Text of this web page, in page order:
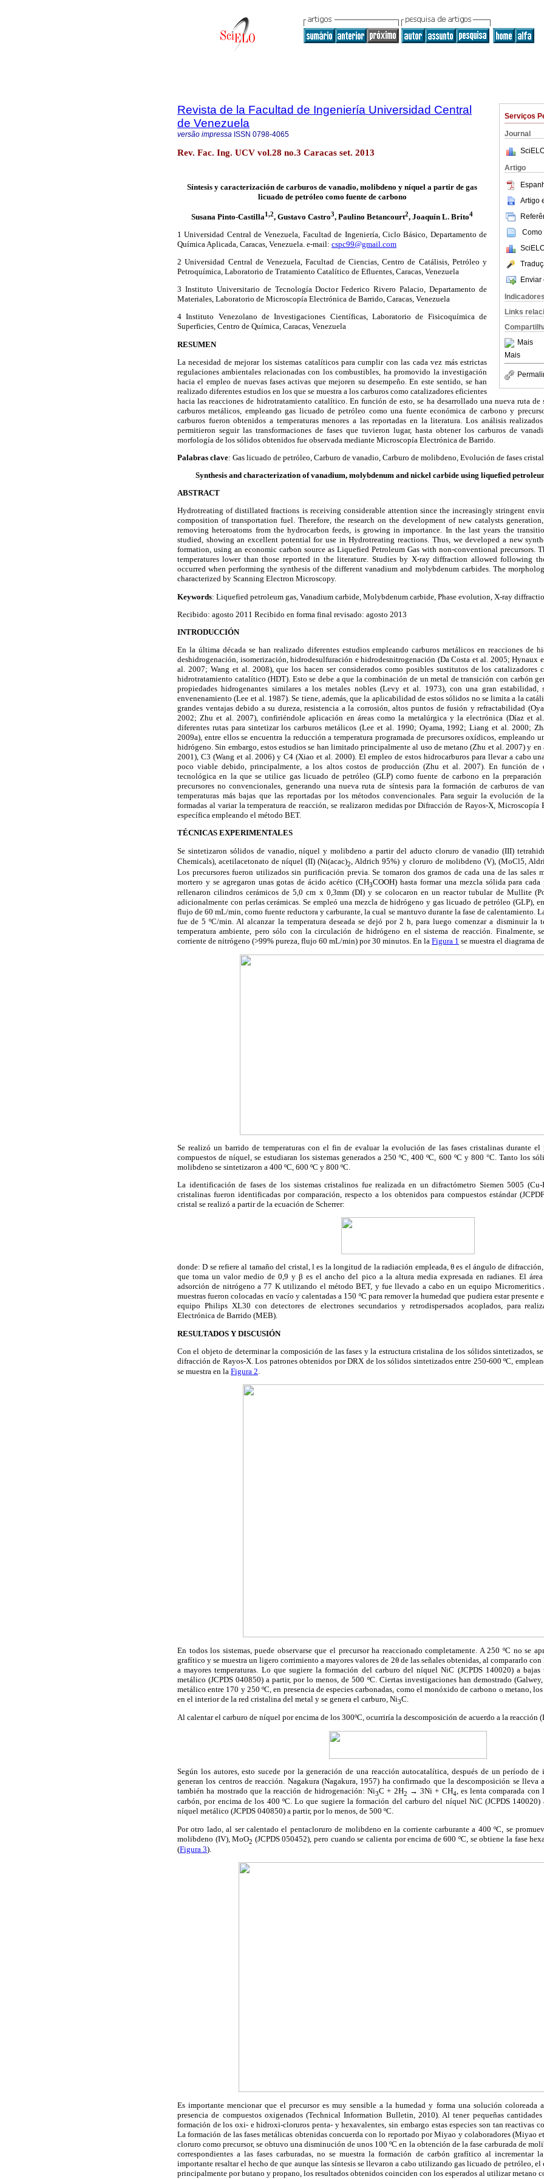
Serviços
Journal
Artigo
Artigo
Como
Enviar
Links
Mais
Mais
Revista de la Facultad de Ingeniería Universidad Central
de Venezuela
versão impressa ISSN 0798-4065
Rev. Fac. Ing. UCV vol.28 no.3 Caracas set. 2013
Síntesis y caracterización de carburos de vanadio, molibdeno y níquel a partir de gas
licuado de petróleo como fuente de carbono
Susana Pinto-Castilla1,2, Gustavo Castro3, Paulino Betancourt2, Joaquín L. Brito4
1 Universidad Central de Venezuela, Facultad de Ingeniería, Ciclo Básico, Departamento de
Química Aplicada, Caracas, Venezuela. e-mail: cspc99@gmail.com
2 Universidad Central de Venezuela, Facultad de Ciencias, Centro de Catálisis, Petróleo y
Petroquímica, Laboratorio de Tratamiento Catalítico de Efluentes, Caracas, Venezuela
3 Instituto Universitario de Tecnología Doctor Federico Rivero Palacio, Departamento de
Materiales, Laboratorio de Microscopía Electrónica de Barrido, Caracas, Venezuela
4 Instituto Venezolano de Investigaciones Científicas, Laboratorio de Fisicoquímica de
Superficies, Centro de Química, Caracas, Venezuela
RESUMEN
La necesidad de mejorar los sistemas catalíticos para cumplir con las cada vez más estrictas
regulaciones ambientales relacionadas con los combustibles, ha promovido la investigación
hacia el empleo de nuevas fases activas que mejoren su desempeño. En este sentido, se han
realizado diferentes estudios en los que se muestra a los carburos como catalizadores eficientes
hacia las reacciones de hidrotratamiento catalítico. En función de esto, se ha desarrollado una nueva ruta
carburos metálicos, empleando gas licuado de petróleo como una fuente económica de carbono y
carburos fueron obtenidos a temperaturas menores a las reportadas en la literatura. Los análisis
permitieron seguir las transformaciones de fases que tuvieron lugar, hasta obtener los carburos de
morfología de los sólidos obtenidos fue observada mediante Microscopía Electrónica de Barrido.
Palabras clave: Gas licuado de petróleo, Carburo de vanadio, Carburo de molibdeno, Evolución de fases
Synthesis and characterization of vanadium, molybdenum and nickel carbide using liquefied
ABSTRACT
Hydrotreating of distillated fractions is receiving considerable attention since the increasingly stringent
composition of transportation fuel. Therefore, the research on the development of new catalysts
removing heteroatoms from the hydrocarbon feeds, is growing in importance. In the last years the
studied, showing an excellent potential for use in Hydrotreating reactions. Thus, we developed a new
formation, using an economic carbon source as Liquefied Petroleum Gas with non-conventional precursors.
temperatures lower than those reported in the literature. Studies by X-ray diffraction allowed following
occurred when performing the synthesis of the different vanadium and molybdenum carbides. The
characterized by Scanning Electron Microscopy.
Keywords: Liquefied petroleum gas, Vanadium carbide, Molybdenum carbide, Phase evolution, X-ray
Recibido: agosto 2011 Recibido en forma final revisado: agosto 2013
INTRODUCCIÓN
En la última década se han realizado diferentes estudios empleando carburos metálicos en reacciones de
deshidrogenación, isomerización, hidrodesulfuración e hidrodesnitrogenación (Da Costa et al. 2005; Hynaux
al. 2007; Wang et al. 2008), que los hacen ser considerados como posibles sustitutos de los catalizadores
hidrotratamiento catalítico (HDT). Esto se debe a que la combinación de un metal de transición con carbón
propiedades hidrogenantes similares a los metales nobles (Levy et al. 1973), con una gran estabilidad,
envenenamiento (Lee et al. 1987). Se tiene, además, que la aplicabilidad de estos sólidos no se limita a la
grandes ventajas debido a su dureza, resistencia a la corrosión, altos puntos de fusión y refractabilidad
2002; Zhu et al. 2007), confiriéndole aplicación en áreas como la metalúrgica y la electrónica (Díaz et
diferentes rutas para sintetizar los carburos metálicos (Lee et al. 1990; Oyama, 1992; Liang et al. 2000;
2009a), entre ellos se encuentra la reducción a temperatura programada de precursores oxídicos, empleando
hidrógeno. Sin embargo, estos estudios se han limitado principalmente al uso de metano (Zhu et al. 2007) y
2001), C3 (Wang et al. 2006) y C4 (Xiao et al. 2000). El empleo de estos hidrocarburos para llevar a cabo
poco viable debido, principalmente, a los altos costos de producción (Zhu et al. 2007). En función de
tecnológica en la que se utilice gas licuado de petróleo (GLP) como fuente de carbono en la
precursores no convencionales, generando una nueva ruta de síntesis para la formación de carburos de
temperaturas más bajas que las reportadas por los métodos convencionales. Para seguir la evolución de
formadas al variar la temperatura de reacción, se realizaron medidas por Difracción de Rayos-X, Microscopía
específica empleando el método BET.
TÉCNICAS EXPERIMENTALES
Se sintetizaron sólidos de vanadio, níquel y molibdeno a partir del aducto cloruro de vanadio (III)
Chemicals), acetilacetonato de níquel (II) (Ni(acac)2, Aldrich 95%) y cloruro de molibdeno (V), (MoCl5,
Los precursores fueron utilizados sin purificación previa. Se tomaron dos gramos de cada una de las sales
mortero y se agregaron unas gotas de ácido acético (CH3COOH) hasta formar una mezcla sólida para cada
rellenaron cilindros cerámicos de 5,0 cm x 0,3mm (DI) y se colocaron en un reactor tubular de Mullite
adicionalmente con perlas cerámicas. Se empleó una mezcla de hidrógeno y gas licuado de petróleo (GLP),
flujo de 60 mL/min, como fuente reductora y carburante, la cual se mantuvo durante la fase de calentamiento.
fue de 5 ºC/min. Al alcanzar la temperatura deseada se dejó por 2 h, para luego comenzar a disminuir la
temperatura ambiente, pero sólo con la circulación de hidrógeno en el sistema de reacción. Finalmente,
corriente de nitrógeno (>99% pureza, flujo 60 mL/min) por 30 minutos. En la Figura 1 se muestra el diagrama
Se realizó un barrido de temperaturas con el fin de evaluar la evolución de las fases cristalinas durante el
compuestos de níquel, se estudiaran los sistemas generados a 250 ºC, 400 ºC, 600 ºC y 800 °C. Tanto los
molibdeno se sintetizaron a 400 ºC, 600 ºC y 800 ºC.
La identificación de fases de los sistemas cristalinos fue realizada en un difractómetro Siemen 5005
cristalinas fueron identificadas por comparación, respecto a los obtenidos para compuestos estándar
cristal se realizó a partir de la ecuación de Scherrer:
donde: D se refiere al tamaño del cristal, l es la longitud de la radiación empleada, θ es el ángulo de
que toma un valor medio de 0,9 y β es el ancho del pico a la altura media expresada en radianes. El
adsorción de nitrógeno a 77 K utilizando el método BET, y fue llevado a cabo en un equipo Micromeritics
muestras fueron colocadas en vacío y calentadas a 150 ºC para remover la humedad que pudiera estar presente
equipo Philips XL30 con detectores de electrones secundarios y retrodispersados acoplados, para
Electrónica de Barrido (MEB).
RESULTADOS Y DISCUSIÓN
Con el objeto de determinar la composición de las fases y la estructura cristalina de los sólidos sintetizados,
difracción de Rayos-X. Los patrones obtenidos por DRX de los sólidos sintetizados entre 250-600 ºC,
se muestra en la Figura 2.
En todos los sistemas, puede observarse que el precursor ha reaccionado completamente. A 250 ºC no se
grafítico y se muestra un ligero corrimiento a mayores valores de 2θ de las señales obtenidas, al compararlo
a mayores temperaturas. Lo que sugiere la formación del carburo del níquel NiC (JCPDS 140020) a bajas
metálico (JCPDS 040850) a partir, por lo menos, de 500 ºC. Ciertas investigaciones han demostrado
metálico entre 170 y 250 ºC, en presencia de especies carbonadas, como el monóxido de carbono o metano,
en el interior de la red cristalina del metal y se genera el carburo, Ni3C.
Al calentar el carburo de níquel por encima de los 300ºC, ocurriría la descomposición de acuerdo a la reacción
Según los autores, esto sucede por la generación de una reacción autocatalítica, después de un período
generan los centros de reacción. Nagakura (Nagakura, 1957) ha confirmado que la descomposición se lleva
también ha mostrado que la reacción de hidrogenación: Ni3C + 2H2 → 3Ni + CH4
, es lenta comparada
carbón, por encima de los 400 ºC. Lo que sugiere la formación del carburo del níquel NiC (JCPDS 140020)
níquel metálico (JCPDS 040850) a partir, por lo menos, de 500 ºC.
Por otro lado, al ser calentado el pentacloruro de molibdeno en la corriente carburante a 400 ºC, se
molibdeno (IV), MoO2 (JCPDS 050452), pero cuando se calienta por encima de 600 ºC, se obtiene la fase
(Figura 3).
Es importante mencionar que el precursor es muy sensible a la humedad y forma una solución coloreada
presencia de compuestos oxigenados (Technical Information Bulletin, 2010). Al tener pequeñas
formación de los oxi- e hidroxi-cloruros penta- y hexavalentes, sin embargo estas especies son tan reactivas
La formación de las fases metálicas obtenidas concuerda con lo reportado por Miyao y colaboradores (Miyao
cloruro como precursor, se obtuvo una disminución de unos 100 ºC en la obtención de la fase carburada de
correspondientes a las fases carburadas, no se muestra la formación de carbón grafítico al incrementar
importante resaltar el hecho de que aunque las síntesis se llevaron a cabo utilizando gas licuado de petróleo,
principalmente por butano y propano, los resultados obtenidos coinciden con los esperados al utilizar metano